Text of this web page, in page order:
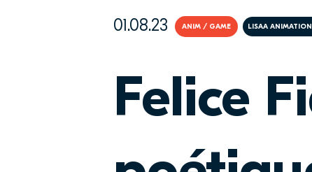
01.08.23 ANIM / GAME LISAA
Felice